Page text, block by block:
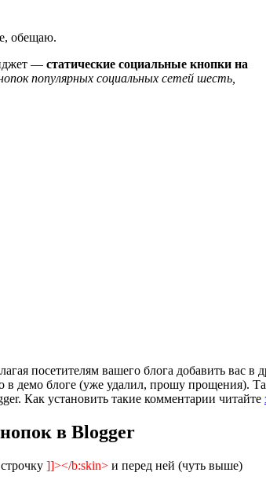
обещаю.
— статические социальные кнопки на
популярных социальных сетей шесть,
посетителям вашего блога добавить вас в
в демо блоге (уже удалил, прошу прощения).
Как установить такие комментарии читайте
в Blogger
]]></b:skin> и перед ней (чуть выше)